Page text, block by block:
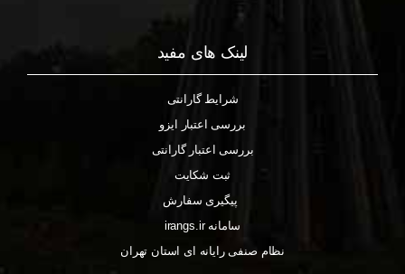
لینک های مفید
شرایط گارانتی
بررسی اعتبار ایزو
بررسی اعتبار گارانتی
ثبت شکایت
پیگیری سفارش
سامانه irangs.ir
نظام صنفی رایانه ای استان تهران